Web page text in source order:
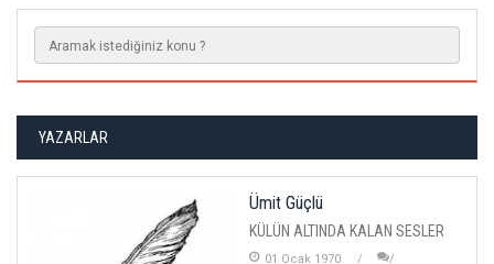
YAZARLAR
Ümit Güçlü
KÜLÜN ALTINDA KALAN SESLER
01 Ocak 1970